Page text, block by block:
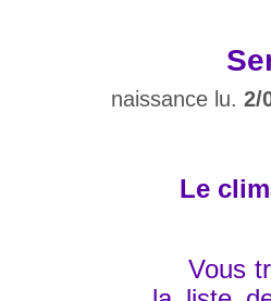
naissance lu. 2/
Le
Vous